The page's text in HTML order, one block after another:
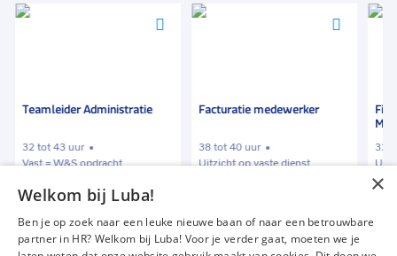
Voeg
Teamleider Administratie
32 tot 43 uur
Vast = W&S opdracht
€ 3500-€ 4500 p.m.
Voeg
Facturatie medewerker
38 tot 40 uur
Uitzicht op vaste dienst
32
€
×
Welkom bij Luba!
Ben je op zoek naar een leuke nieuwe baan of naar een betrouwbare
partner in HR? Welkom bij Luba! Voor je verder gaat, moeten we je